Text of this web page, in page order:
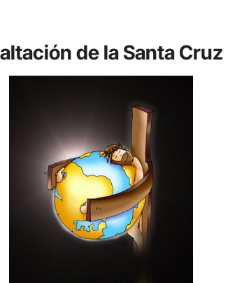
de la Santa Cruz